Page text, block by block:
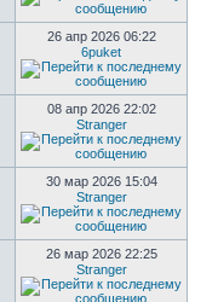
26 апр 2026 06:22
6puket
08 апр 2026 22:02
Stranger
30 мар 2026 15:04
Stranger
26 мар 2026 22:25
Stranger